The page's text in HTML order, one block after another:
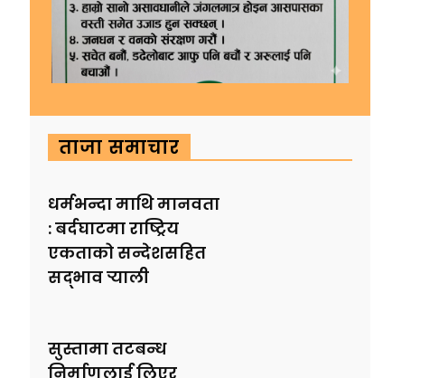
ताजा समाचार
धर्मभन्दा माथि मानवता
: बर्दघाटमा राष्ट्रिय
एकताको सन्देशसहित
सद्भाव र्‍याली
सुस्तामा तटबन्ध
निर्माणलाई लिएर